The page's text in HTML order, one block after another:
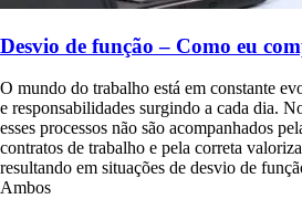
Desvio de função – Como eu
O mundo do trabalho está em constante
e responsabilidades surgindo a cada dia.
esses processos não são acompanhados
contratos de trabalho e pela correta
resultando em situações de desvio de
Ambos